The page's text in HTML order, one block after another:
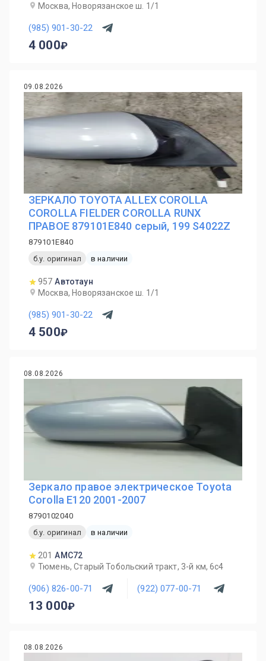
Москва, Новорязанское ш. 1/1
(985) 901-30-22
4 000
09.08.2026
ЗЕРКАЛО TOYOTA ALLEX COROLLA
COROLLA FIELDER COROLLA RUNX
ПРАВОЕ 879101E840 серый, 199 S4022Z
879101E840
б.у. оригинал
в наличии
957 Автотаун
Москва, Новорязанское ш. 1/1
(985) 901-30-22
4 500
08.08.2026
Зеркало правое электрическое Toyota
Corolla E120 2001-2007
8790102040
б.у. оригинал
в наличии
201 AMC72
Тюмень, Старый Тобольский тракт, 3-й км, 6с4
(906) 826-00-71 (922) 077-00-71
13 000
08.08.2026